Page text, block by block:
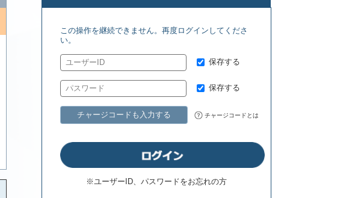
この操作を継続できません。再度ログインしてくださ
い。
保存する
保存する
チャージコードも入力する チャージコードとは
※ユーザーID、パスワードをお忘れの方